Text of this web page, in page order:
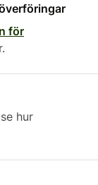
för
hur